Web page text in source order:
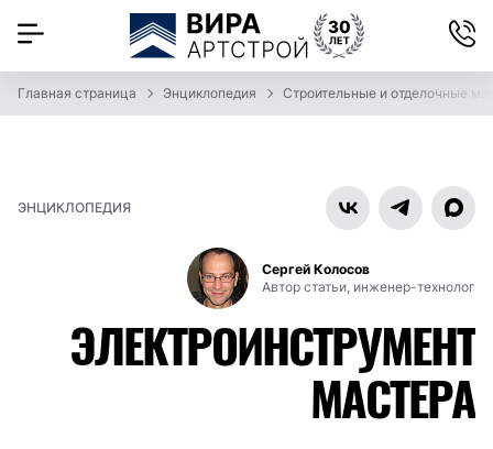
Главная страница Энциклопедия Строительные и отделочные
ЭНЦИКЛОПЕДИЯ
Сергей Колосов
Автор статьи, инженер-технолог
ЭЛЕКТРОИНСТРУМЕНТ
МАСТЕРА